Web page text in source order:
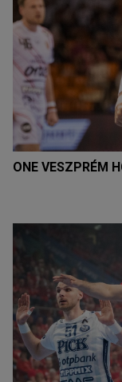
ONE VESZPRÉM